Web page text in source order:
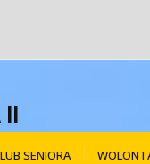
SENIORA